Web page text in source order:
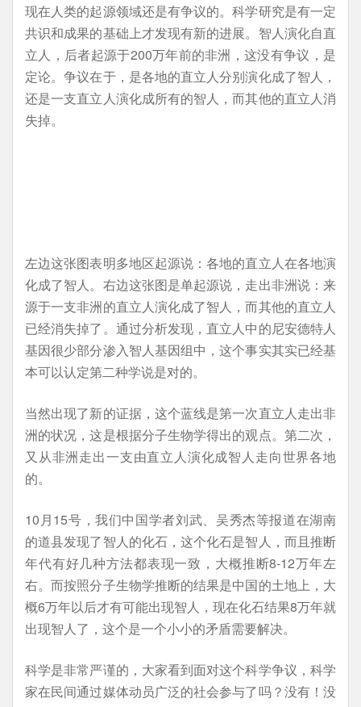
现在人类的起源领域还是有争议的。科学研究是有一定
共识和成果的基础上才发现有新的进展。智人演化自直
立人，后者起源于200万年前的非洲，这没有争议，是
定论。争议在于，是各地的直立人分别演化成了智人，
还是一支直立人演化成所有的智人，而其他的直立人消
失掉。
左边这张图表明多地区起源说：各地的直立人在各地演
化成了智人。右边这张图是单起源说，走出非洲说：来
源于一支非洲的直立人演化成了智人，而其他的直立人
已经消失掉了。通过分析发现，直立人中的尼安德特人
基因很少部分渗入智人基因组中，这个事实其实已经基
本可以认定第二种学说是对的。
当然出现了新的证据，这个蓝线是第一次直立人走出非
洲的状况，这是根据分子生物学得出的观点。第二次，
又从非洲走出一支由直立人演化成智人走向世界各地
的。
10月15号，我们中国学者刘武、吴秀杰等报道在湖南
的道县发现了智人的化石，这个化石是智人，而且推断
年代有好几种方法都表现一致，大概推断8-12万年左
右。而按照分子生物学推断的结果是中国的土地上，大
概6万年以后才有可能出现智人，现在化石结果8万年就
出现智人了，这个是一个小小的矛盾需要解决。
科学是非常严谨的，大家看到面对这个科学争议，科学
家在民间通过媒体动员广泛的社会参与了吗？没有！没